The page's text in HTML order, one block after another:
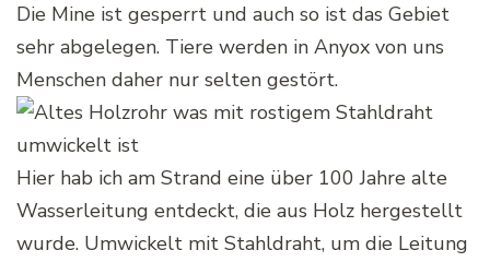
Die Mine ist gesperrt und auch so ist das Gebiet
sehr abgelegen. Tiere werden in Anyox von uns
Menschen daher nur selten gestört.
Hier hab ich am Strand eine über 100 Jahre alte
Wasserleitung entdeckt, die aus Holz hergestellt
wurde. Umwickelt mit Stahldraht, um die Leitung